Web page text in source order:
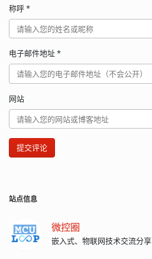
称呼*
电子邮件地址*
网站
提交评论
站点信息
微控圈
嵌入式、物联网技术交流分享